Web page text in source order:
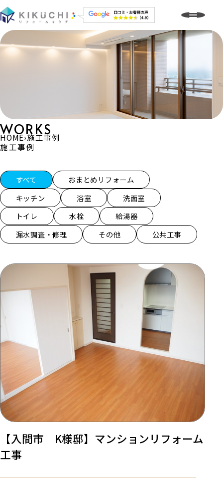
WORKS
施工事例
HOME›施工事例
施工事例一覧
すべて
おまとめリフォーム
キッチン
浴室
洗面室
トイレ
水栓
給湯器
漏水調査・修理
その他 公共工事
【入間市 K様邸】マンションリフォーム
工事